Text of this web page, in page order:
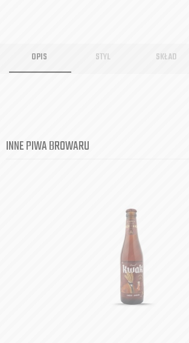
OPIS STYL SKŁAD
INNE PIWA BROWARU